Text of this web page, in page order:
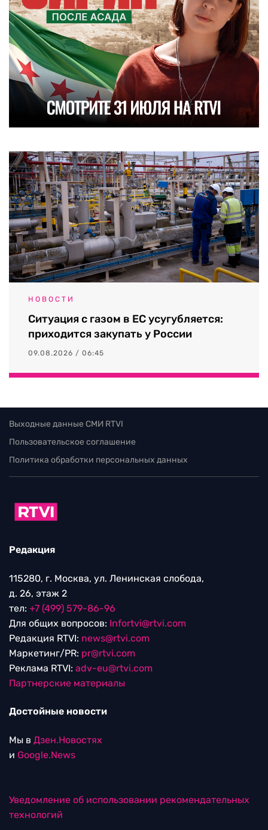
НОВОСТИ
Ситуация с газом в ЕС усугубляется:
приходится закупать у России
09.08.2026 / 06:45
Выходные данные СМИ RTVI
Пользовательское соглашение
Политика обработки персональных данных
Редакция
115280, г. Москва, ул. Ленинская слобода,
д. 26, этаж 2
тел: +7 (499) 579-86-96
Для общих вопросов: Infortvi@rtvi.com
Редакция RTVI: news@rtvi.com
Маркетинг/PR: pr@rtvi.com
Реклама RTVI: adv-eu@rtvi.com
Партнерские материалы
Достойные новости
Мы в Дзен.Новостях
и Google.News
Уведомление об использовании рекомендательных
технологий